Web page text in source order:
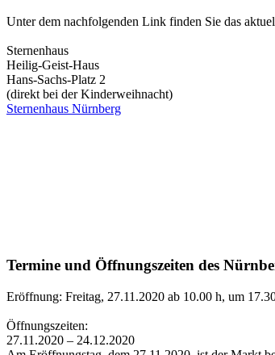
Unter dem nachfolgenden Link finden Sie das
Sternenhaus
Heilig-Geist-Haus
Hans-Sachs-Platz 2
(direkt bei der Kinderweihnacht)
Sternenhaus Nürnberg
Termine und Öffnungszeiten des
Eröffnung: Freitag, 27.11.2020 ab 10.00 h, um
Öffnungszeiten:
27.11.2020 – 24.12.2020